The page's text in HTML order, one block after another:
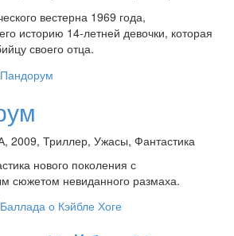
вестерна 1969 года,
историю 14-летней девочки, которая
своего отца.
2009, Триллер, Ужасы, Фантастика
нового поколения с
сюжетом невиданного размаха.